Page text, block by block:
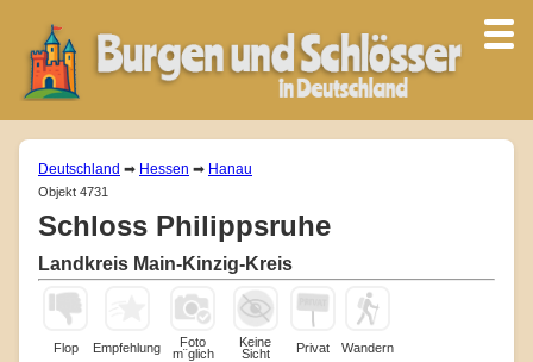
Deutschland ➡ Hessen ➡ Hanau
Objekt 4731
Schloss Philippsruhe
Landkreis Main-Kinzig-Kreis
Flop Empfehlung
Foto
m¨glich
Keine
Sicht
Privat Wandern